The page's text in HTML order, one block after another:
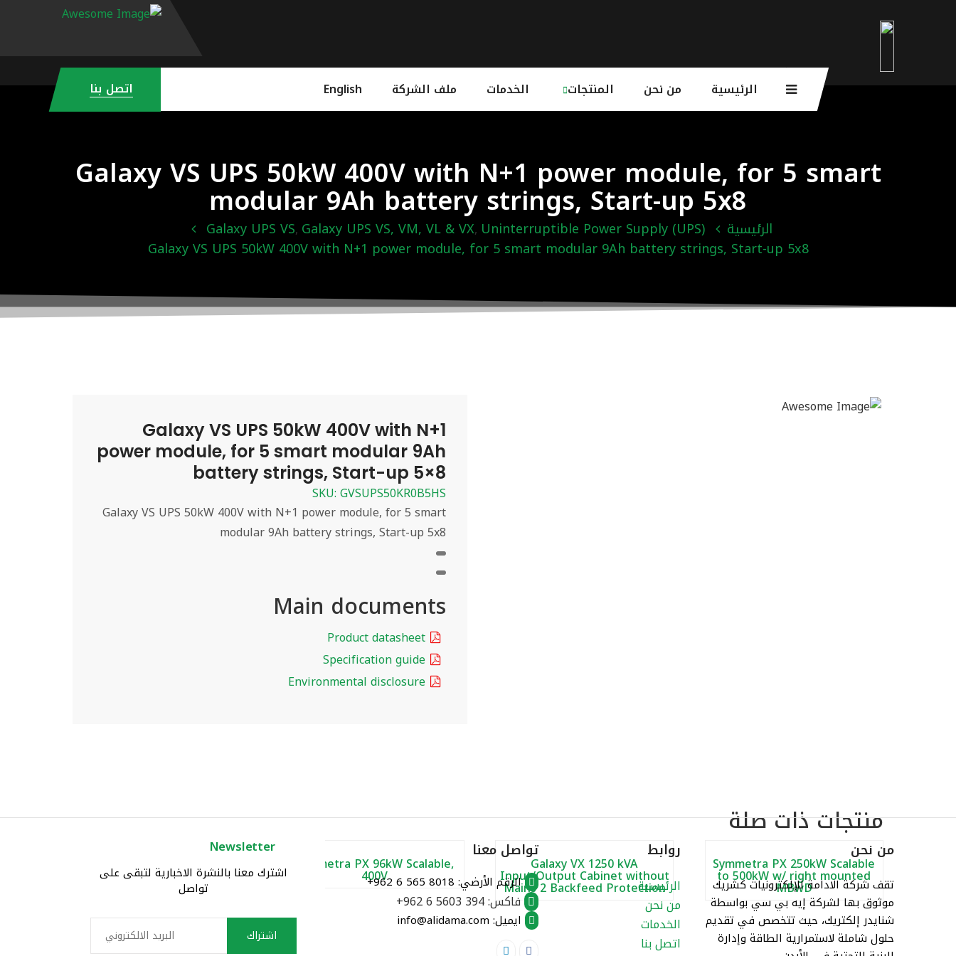
الرئيسية من نحن المنتجات الخدمات ملف الشركة English اتصل بنا
Galaxy VS UPS 50kW 400V with N+1 power module, for 5 smart
modular 9Ah battery strings, Start-up 5x8
الرئيسية Galaxy UPS VS, Galaxy UPS VS, VM, VL & VX, Uninterruptible Power Supply (UPS)
Galaxy VS UPS 50kW 400V with N+1 power module, for 5 smart modular 9Ah battery strings, Start-up 5x8
Galaxy VS UPS 50kW 400V with N+1
power module, for 5 smart modular 9Ah
battery strings, Start-up 5×8
SKU: GVSUPS50KR0B5HS
Galaxy VS UPS 50kW 400V with N+1 power module, for 5 smart
modular 9Ah battery strings, Start-up 5x8
Main documents
Product datasheet
Specification guide
Environmental disclosure
منتجات ذات صلة
Symmetra PX 250kW Scalable
to 500kW w/ right mounted
MBwD
Galaxy VX 1250 kVA
Input/Output Cabinet without
Mains 2 Backfeed Protection
Symmetra PX 96kW Scalable,
400V
Symmetra PX 250kW Scalable
to 500kW
من نحن
تقف شركة الادامة للإلكترونيات كشريك
موثوق بها لشركة إيه بي سي بواسطة
شنايدر إلكتريك، حيث تتخصص في تقديم
حلول شاملة لاستمرارية الطاقة وإدارة
روابط
الرئيسية
من نحن
الخدمات
اتصل بنا
تواصل معنا
الرقم الأرضي: +962 6 565 8018
فاكس:+962 6 5603 394
ايميل: info@alidama.com
Newsletter
اشترك معنا بالنشرة الاخبارية لتبقى على
تواصل